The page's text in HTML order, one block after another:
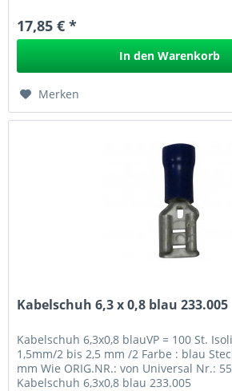
17,85 € *
In den Warenkorb
Merken
Kabelschuh 6,3 x 0,8 blau 233.005
Kabelschuh 6,3x0,8 blauVP = 100 St.
1,5mm/2 bis 2,5 mm /2 Farbe : blau
mm Wie ORIG.NR.: von Universal Nr.:
Kabelschuh 6,3x0,8 blau 233.005